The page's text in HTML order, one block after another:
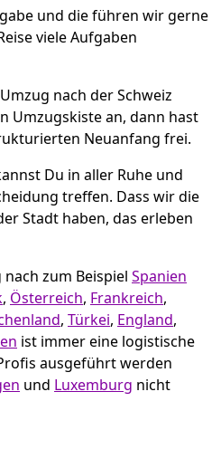
und die führen wir gerne
viele Aufgaben
nach der Schweiz
Umzugskiste an, dann hast
Neuanfang frei.
Du in aller Ruhe und
treffen. Dass wir die
Stadt haben, das erleben
zum Beispiel Spanien
, Österreich, Frankreich,
, Türkei, England,
ist immer eine logistische
ausgeführt werden
und Luxemburg nicht